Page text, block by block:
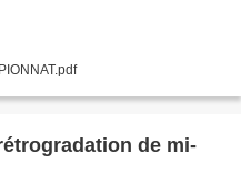
de mi-